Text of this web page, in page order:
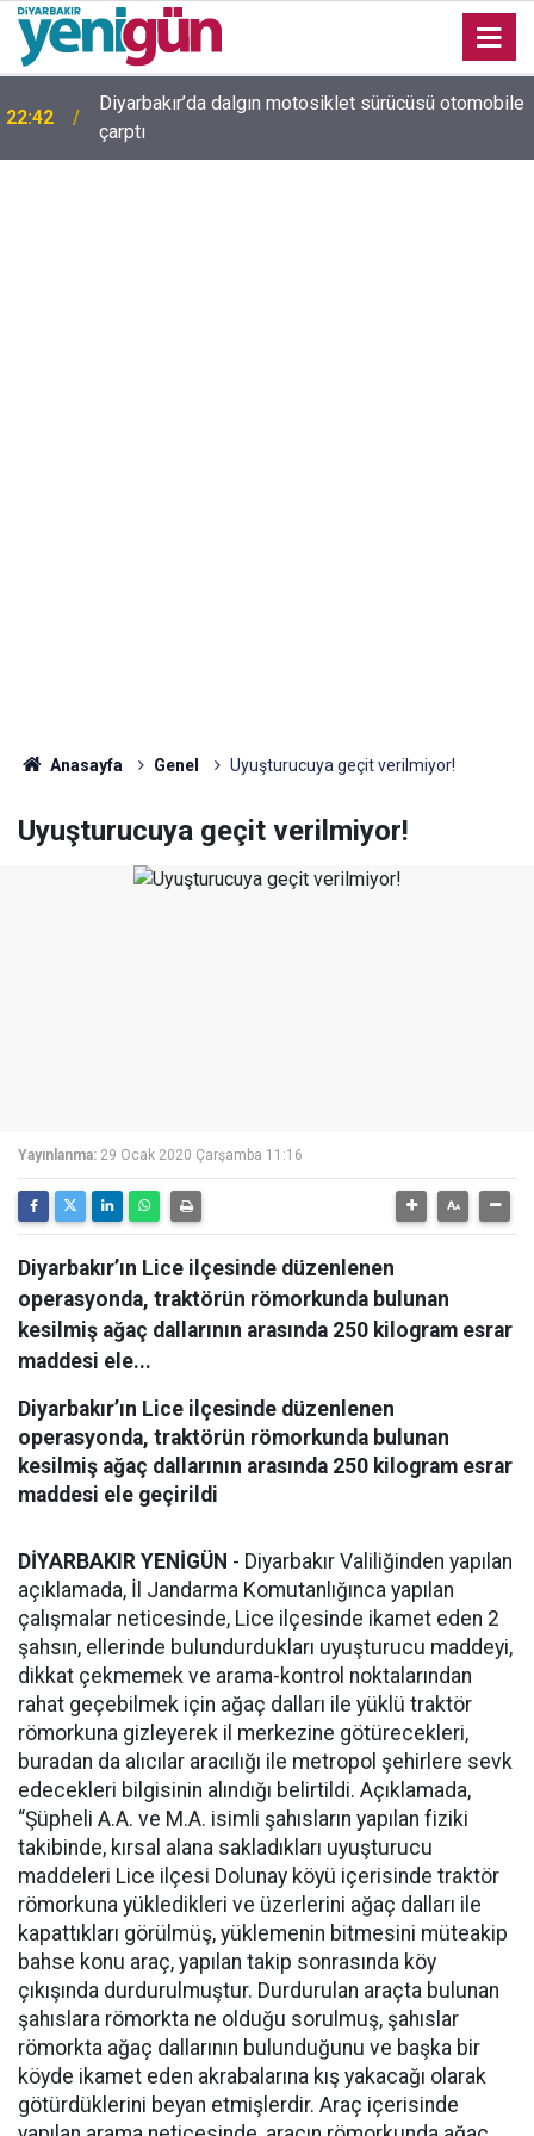
Diyarbakır’da dalgın motosiklet sürücüsü otomobile
çarptı
22:37
Diyarbakır trafiğinde şaşırtan görüntü: Dönüp dönüp
baktılar
Anasayfa Genel Uyuşturucuya geçit verilmiyor!
Uyuşturucuya geçit verilmiyor!
Yayınlanma: 29 Ocak 2020 Çarşamba 11:16
Diyarbakır’ın Lice ilçesinde düzenlenen
operasyonda, traktörün römorkunda bulunan
kesilmiş ağaç dallarının arasında 250 kilogram esrar
maddesi ele...
Diyarbakır’ın Lice ilçesinde düzenlenen
operasyonda, traktörün römorkunda bulunan
kesilmiş ağaç dallarının arasında 250 kilogram esrar
maddesi ele geçirildi
DİYARBAKIR YENİGÜN - Diyarbakır Valiliğinden yapılan
açıklamada, İl Jandarma Komutanlığınca yapılan
çalışmalar neticesinde, Lice ilçesinde ikamet eden 2
şahsın, ellerinde bulundurdukları uyuşturucu maddeyi,
dikkat çekmemek ve arama-kontrol noktalarından
rahat geçebilmek için ağaç dalları ile yüklü traktör
römorkuna gizleyerek il merkezine götürecekleri,
buradan da alıcılar aracılığı ile metropol şehirlere sevk
edecekleri bilgisinin alındığı belirtildi. Açıklamada,
“Şüpheli A.A. ve M.A. isimli şahısların yapılan fiziki
takibinde, kırsal alana sakladıkları uyuşturucu
maddeleri Lice ilçesi Dolunay köyü içerisinde traktör
römorkuna yükledikleri ve üzerlerini ağaç dalları ile
kapattıkları görülmüş, yüklemenin bitmesini müteakip
bahse konu araç, yapılan takip sonrasında köy
çıkışında durdurulmuştur. Durdurulan araçta bulunan
şahıslara römorkta ne olduğu sorulmuş, şahıslar
römorkta ağaç dallarının bulunduğunu ve başka bir
köyde ikamet eden akrabalarına kış yakacağı olarak
götürdüklerini beyan etmişlerdir. Araç içerisinde